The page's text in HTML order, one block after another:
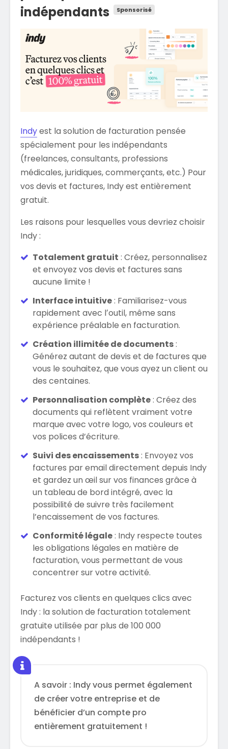
indépendants
Indyest la solution de facturation pensée
spécialement pour les indépendants
(freelances, consultants, professions
médicales, juridiques, commerçants, etc.) Pour
vos devis et factures, Indy est entièrement
gratuit.
Les raisons pour lesquelles vous devriez choisir
Indy :
Totalement gratuit : Créez, personnalisez
et envoyez vos devis et factures sans
aucune limite !
Interface intuitive: Familiarisez-vous
rapidement avec lʼoutil, même sans
expérience préalable en facturation.
Création illimitée de documents:
Générez autant de devis et de factures que
vous le souhaitez, que vous ayez un client ou
des centaines.
Personnalisation complète: Créez des
documents qui reflètent vraiment votre
marque avec votre logo, vos couleurs et
vos polices d’écriture.
Suivi des encaissements: Envoyez vos
factures par email directement depuis Indy
et gardez un œil sur vos finances grâce à
un tableau de bord intégré, avec la
possibilité de suivre très facilement
l’encaissement de vos factures.
Conformité légale: Indy respecte toutes
les obligations légales en matière de
facturation, vous permettant de vous
concentrer sur votre activité.
Facturez vos clients en quelques clics avec
Indy : la solution de facturation totalement
gratuite utilisée par plus de 100 000
indépendants !
A savoir : Indy vous permet également
de créer votre entreprise et de
bénéficier d’un compte pro
entièrement gratuitement !